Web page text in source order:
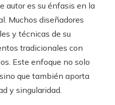
autor es su énfasis en la
Muchos diseñadores
y técnicas de su
tradicionales con
Este enfoque no solo
que también aporta
y singularidad.